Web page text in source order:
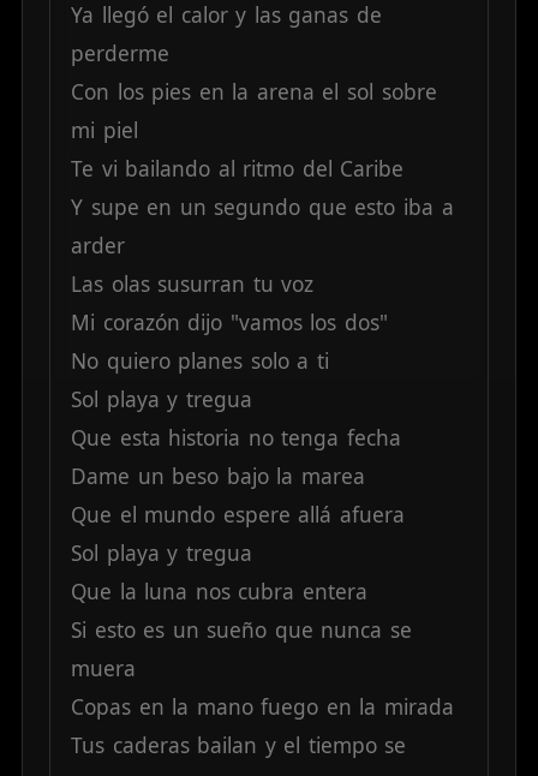
Ya llegó el calor y las ganas de
perderme
Con los pies en la arena el sol sobre
mi piel
Te vi bailando al ritmo del Caribe
Y supe en un segundo que esto iba a
arder
Las olas susurran tu voz
Mi corazón dijo "vamos los dos"
No quiero planes solo a ti
Sol playa y tregua
Que esta historia no tenga fecha
Dame un beso bajo la marea
Que el mundo espere allá afuera
Sol playa y tregua
Que la luna nos cubra entera
Si esto es un sueño que nunca se
muera
Copas en la mano fuego en la mirada
Tus caderas bailan y el tiempo se